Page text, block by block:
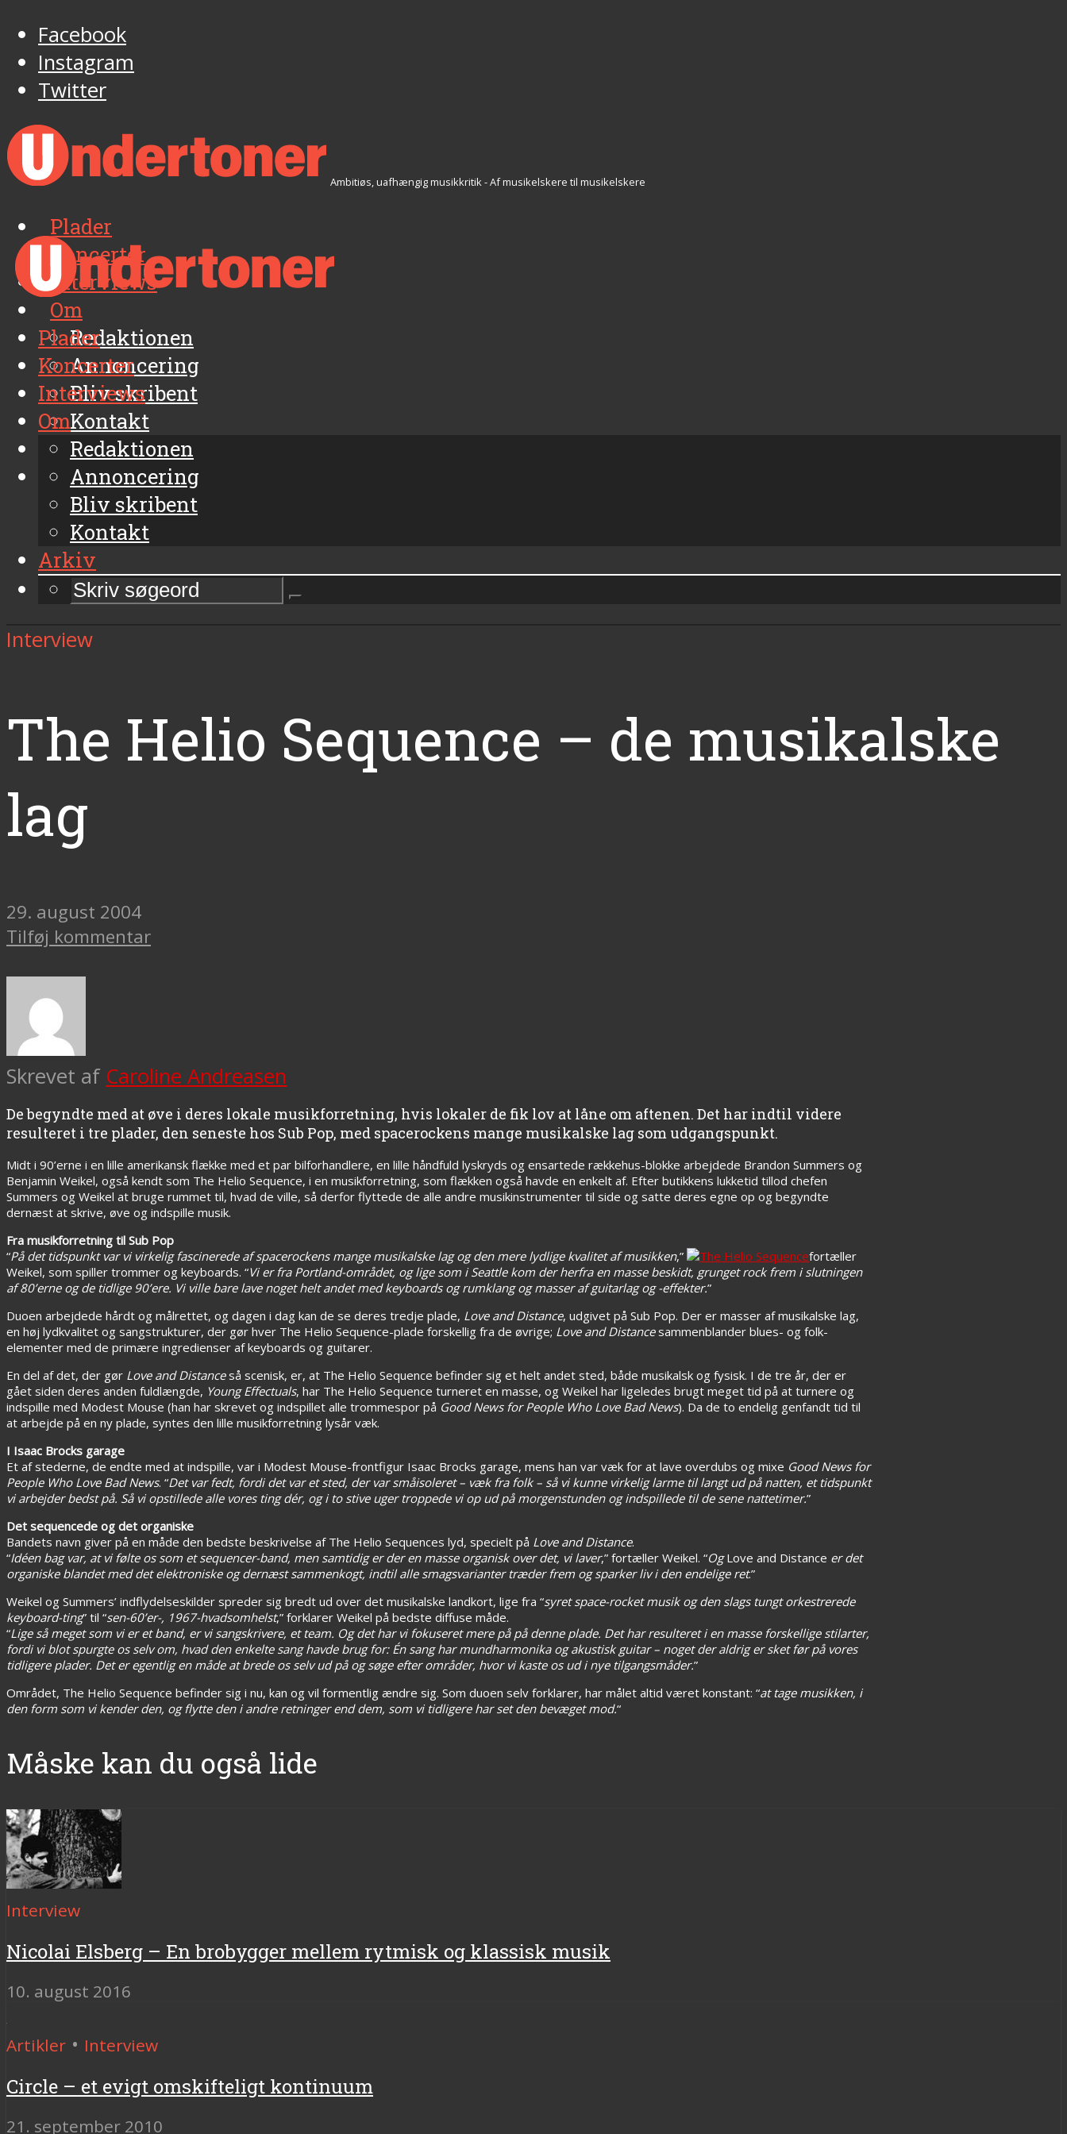
Facebook
Instagram
Twitter
Ambitiøs, uafhængig musikkritik - Af musikelskere til musikelskere
Plader
Koncerter
Interviews
Om
Redaktionen
Annoncering
Bliv skribent
Kontakt
Arkiv
Plader
Koncerter
Interviews
Om
Redaktionen
Annoncering
Bliv skribent
Kontakt
Arkiv
Interview
The Helio Sequence – de musikalske
lag
29. august 2004
Tilføj kommentar
Skrevet af Caroline Andreasen
De begyndte med at øve i deres lokale musikforretning, hvis lokaler de fik lov at låne om aftenen. Det har indtil videre
resulteret i tre plader, den seneste hos Sub Pop, med spacerockens mange musikalske lag som udgangspunkt.
Midt i 90’erne i en lille amerikansk flække med et par bilforhandlere, en lille håndfuld lyskryds og ensartede rækkehus-blokke arbejdede Brandon Summers og
Benjamin Weikel, også kendt som The Helio Sequence, i en musikforretning, som flækken også havde en enkelt af. Efter butikkens lukketid tillod chefen
Summers og Weikel at bruge rummet til, hvad de ville, så derfor flyttede de alle andre musikinstrumenter til side og satte deres egne op og begyndte
dernæst at skrive, øve og indspille musik.
Fra musikforretning til Sub Pop
“På det tidspunkt var vi virkelig fascinerede af spacerockens mange musikalske lag og den mere lydlige kvalitet af musikken,”
fortæller
Weikel, som spiller trommer og keyboards. “Vi er fra Portland-området, og lige som i Seattle kom der herfra en masse beskidt, grunget rock frem i slutningen
af 80’erne og de tidlige 90’ere. Vi ville bare lave noget helt andet med keyboards og rumklang og masser af guitarlag og -effekter.”
Duoen arbejdede hårdt og målrettet, og dagen i dag kan de se deres tredje plade, Love and Distance, udgivet på Sub Pop. Der er masser af musikalske lag,
en høj lydkvalitet og sangstrukturer, der gør hver The Helio Sequence-plade forskellig fra de øvrige; Love and Distancesammenblander blues- og folk-
elementer med de primære ingredienser af keyboards og guitarer.
En del af det, der gør Love and Distanceså scenisk, er, at The Helio Sequence befinder sig et helt andet sted, både musikalsk og fysisk. I de tre år, der er
gået siden deres anden fuldlængde, Young Effectuals, har The Helio Sequence turneret en masse, og Weikel har ligeledes brugt meget tid på at turnere og
indspille med Modest Mouse (han har skrevet og indspillet alle trommespor på Good News for People Who Love Bad News). Da de to endelig genfandt tid til
at arbejde på en ny plade, syntes den lille musikforretning lysår væk.
I Isaac Brocks garage
Et af stederne, de endte med at indspille, var i Modest Mouse-frontfigur Isaac Brocks garage, mens han var væk for at lave overdubs og mixe Good News for
People Who Love Bad News. “Det var fedt, fordi det var et sted, der var småisoleret – væk fra folk – så vi kunne virkelig larme til langt ud på natten, et tidspunkt
vi arbejder bedst på. Så vi opstillede alle vores ting dér, og i to stive uger troppede vi op ud på morgenstunden og indspillede til de sene nattetimer.”
Det sequencede og det organiske
Bandets navn giver på en måde den bedste beskrivelse af The Helio Sequences lyd, specielt på Love and Distance.
“Idéen bag var, at vi følte os som et sequencer-band, men samtidig er der en masse organisk over det, vi laver,” fortæller Weikel. “OgLove and Distance er det
organiske blandet med det elektroniske og dernæst sammenkogt, indtil alle smagsvarianter træder frem og sparker liv i den endelige ret.”
Weikel og Summers’ indflydelseskilder spreder sig bredt ud over det musikalske landkort, lige fra “syret space-rocket musik og den slags tungt orkestrerede
keyboard-ting” til “sen-60’er-, 1967-hvadsomhelst,” forklarer Weikel på bedste diffuse måde.
“Lige så meget som vi er et band, er vi sangskrivere, et team. Og det har vi fokuseret mere på på denne plade. Det har resulteret i en masse forskellige stilarter,
fordi vi blot spurgte os selv om, hvad den enkelte sang havde brug for: Én sang har mundharmonika og akustisk guitar – noget der aldrig er sket før på vores
tidligere plader. Det er egentlig en måde at brede os selv ud på og søge efter områder, hvor vi kaste os ud i nye tilgangsmåder.”
Området, The Helio Sequence befinder sig i nu, kan og vil formentlig ændre sig. Som duoen selv forklarer, har målet altid været konstant: “at tage musikken, i
den form som vi kender den, og flytte den i andre retninger end dem, som vi tidligere har set den bevæget mod.“
Måske kan du også lide
Interview
Nicolai Elsberg – En brobygger mellem rytmisk og klassisk musik
10. august 2016
Artikler • Interview
Circle – et evigt omskifteligt kontinuum
21. september 2010